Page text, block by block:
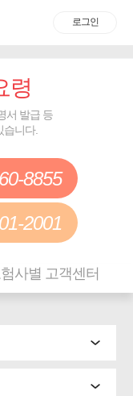
로그인
령
서 발급 등
습니다.
8855
2001
사별 고객센터